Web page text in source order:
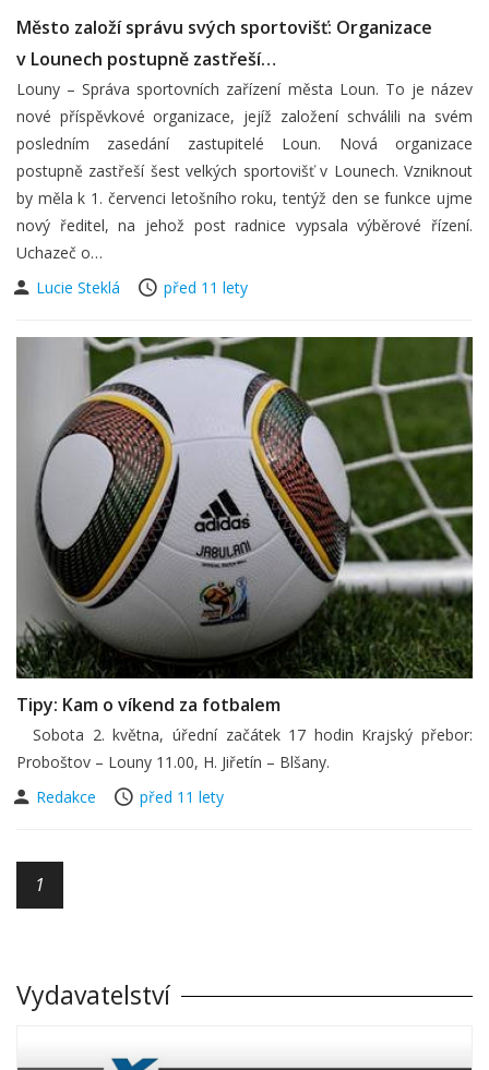
Město založí správu svých sportovišť: Organizace
v Lounech postupně zastřeší…
Louny – Správa sportovních zařízení města Loun. To je název
nové příspěvkové organizace, jejíž založení schválili na svém
posledním zasedání zastupitelé Loun. Nová organizace
postupně zastřeší šest velkých sportovišť v Lounech. Vzniknout
by měla k 1. červenci letošního roku, tentýž den se funkce ujme
nový ředitel, na jehož post radnice vypsala výběrové řízení.
Uchazeč o…
Lucie Steklá
před 11 lety
Tipy: Kam o víkend za fotbalem
Sobota 2. května, úřední začátek 17 hodin Krajský přebor:
Proboštov – Louny 11.00, H. Jiřetín – Blšany.
Redakce
před 11 lety
1
Vydavatelství